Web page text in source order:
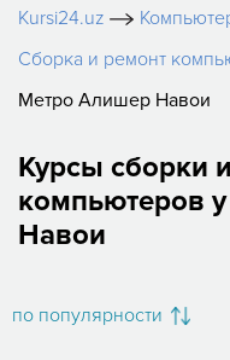
Kursi24.uz
Сборка и ремонт
Метро Алишер Навои
Курсы сборки
компьютеров
Навои
по популярности